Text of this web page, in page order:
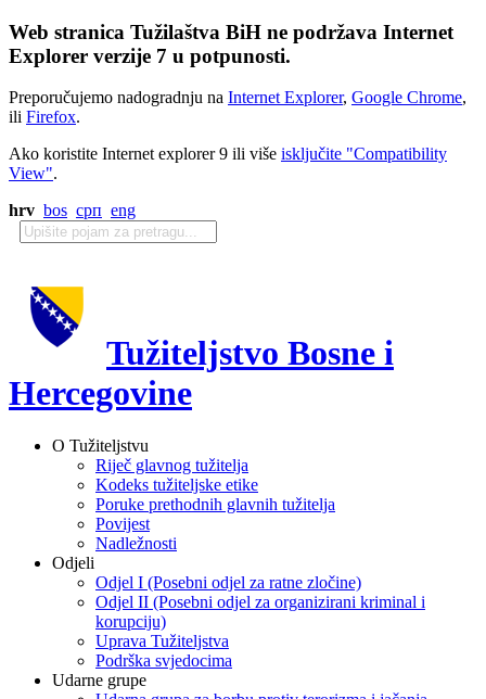
Web stranica Tužilaštva BiH ne podržava Internet
Explorer verzije 7 u potpunosti.
Preporučujemo nadogradnju na Internet Explorer, Google Chrome,
ili Firefox.
Ako koristite Internet explorer 9 ili više isključite "Compatibility
View".
hrv bos срп eng
Tužiteljstvo Bosne i
Hercegovine
O Tužiteljstvu
Riječ glavnog tužitelja
Kodeks tužiteljske etike
Poruke prethodnih glavnih tužitelja
Povijest
Nadležnosti
Odjeli
Odjel I (Posebni odjel za ratne zločine)
Odjel II (Posebni odjel za organizirani kriminal i
korupciju)
Uprava Tužiteljstva
Podrška svjedocima
Udarne grupe